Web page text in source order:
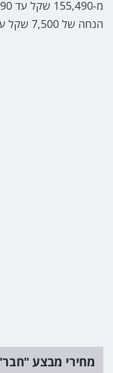
הנחה של 7,500 שקל עד 8,000 שקל.
מחירי מבצע "חבר"